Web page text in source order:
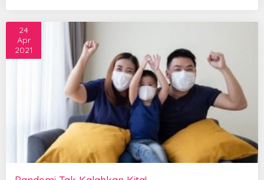
24
Apr
2021